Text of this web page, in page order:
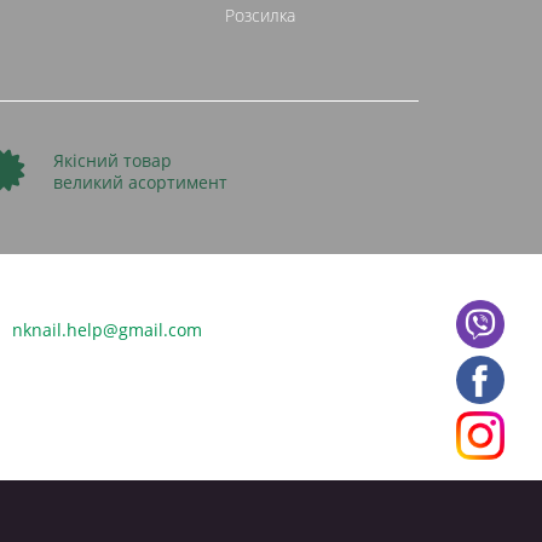
Розсилка
Якісний товар
великий асортимент
nknail.help@gmail.com